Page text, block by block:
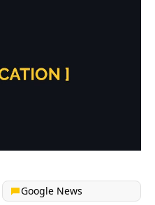
Google News